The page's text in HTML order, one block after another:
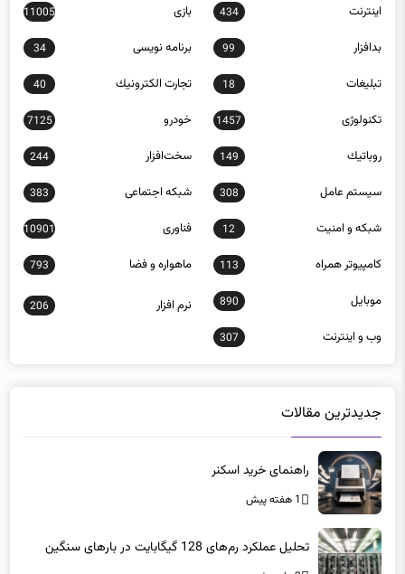
اينترنت 434 بازی 11005
بدافزار 99 برنامه نويسی 34
تبلیغات 18 تجارت الكترونيك 40
تکنولوژی 1457 خودرو 7125
روباتيك 149 سخت‌افزار 244
سيستم عامل 308 شبكه اجتماعی 383
شبكه و امنيت 12 فناوری 10901
كامپيوتر همراه 113 ماهواره و فضا 793
موبايل 890 نرم افزار 206
وب و اينترنت 307
جدیدترین مقالات
راهنمای خرید اسکنر
1 هفته پیش
تحلیل عملکرد رم‌های 128 گیگابایت در بارهای سنگین